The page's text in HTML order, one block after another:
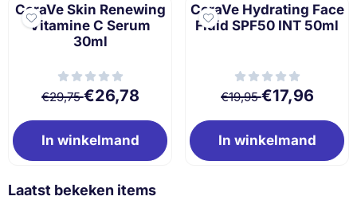
CeraVe Skin Renewing
Vitamine C Serum
30ml
Van 29,75 voor 26,78
€29,75€26,78
In winkelmand
CeraVe Hydrating Face
Fluid SPF50 INT 50ml
Van 19,95 voor
€19,95€17,96
In winkelmand
Laatst bekeken items